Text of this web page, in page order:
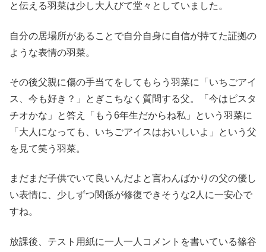
と伝える羽菜は少し大人びて堂々としていました。
自分の居場所があることで自分自身に自信が持てた証拠の
ような表情の羽菜。
その後父親に傷の手当てをしてもらう羽菜に「いちごアイ
ス、今も好き？」とぎこちなく質問する父。「今はピスタ
チオかな」と答え「もう6年生だからね私」という羽菜に
「大人になっても、いちごアイスはおいしいよ」という父
を見て笑う羽菜。
まだまだ子供でいて良いんだよと言わんばかりの父の優し
い表情に、少しずつ関係が修復できそうな2人に一安心で
すね。
放課後、テスト用紙に一人一人コメントを書いている篠谷